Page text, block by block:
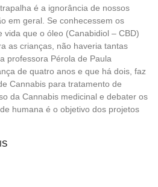
é a ignorância de nossos
em geral. Se conhecessem os
vida que o óleo (Canabidiol – CBD)
as crianças, não haveria tantas
professora Pérola de Paula
de quatro anos e que há dois, faz
Cannabis para tratamento de
da Cannabis medicinal e debater os
humana é o objetivo dos projetos